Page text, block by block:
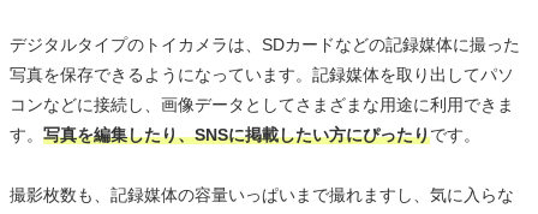
デジタルタイプのトイカメラは、SDカードなどの記録媒体に撮った
写真を保存できるようになっています。記録媒体を取り出してパソ
コンなどに接続し、画像データとしてさまざまな用途に利用できま
す。 写真を編集したり、SNSに掲載したい方にぴったりです。
撮影枚数も、記録媒体の容量いっぱいまで撮れますし、気に入らな